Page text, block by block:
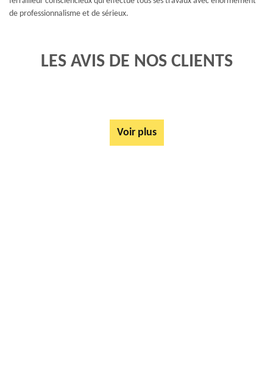
de professionnalisme et de sérieux.
LES AVIS DE NOS CLIENTS
Voir plus